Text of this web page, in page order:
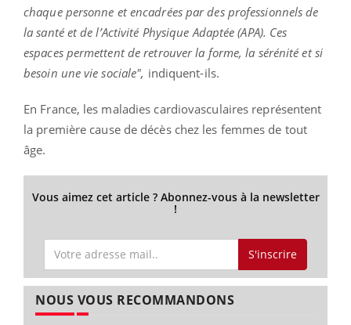
chaque personne et encadrées par des professionnels de
la santé et de l’Activité Physique Adaptée (APA). Ces
espaces permettent de retrouver la forme, la sérénité et si
besoin une vie sociale", indiquent-ils.
En France, les maladies cardiovasculaires représentent
la première cause de décès chez les femmes de tout
âge.
Vous aimez cet article ? Abonnez-vous à la newsletter
!
S'inscrire
NOUS VOUS RECOMMANDONS